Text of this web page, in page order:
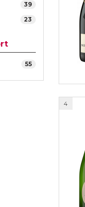
39
23
55
4